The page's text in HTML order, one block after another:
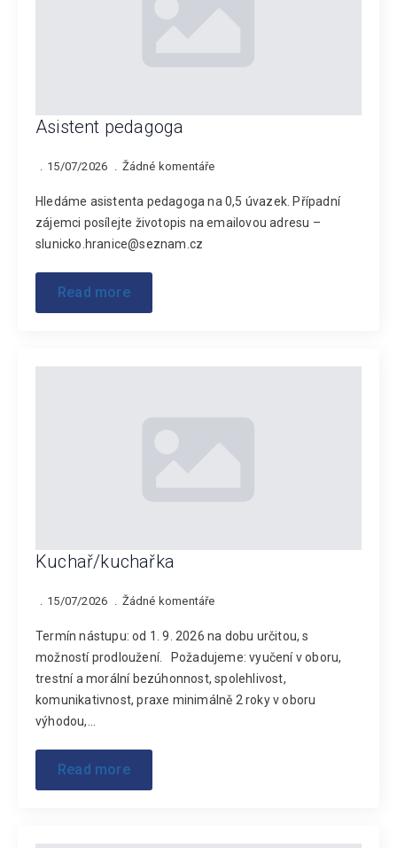
Asistent pedagoga
15/07/2026 Žádné komentáře
Hledáme asistenta pedagoga na 0,5 úvazek. Případní
zájemci posílejte životopis na emailovou adresu –
slunicko.hranice@seznam.cz
Read more
Kuchař/kuchařka
15/07/2026 Žádné komentáře
Termín nástupu: od 1. 9. 2026 na dobu určitou, s
možností prodloužení. Požadujeme: vyučení v oboru,
trestní a morální bezúhonnost, spolehlivost,
komunikativnost, praxe minimálně 2 roky v oboru
výhodou,…
Read more